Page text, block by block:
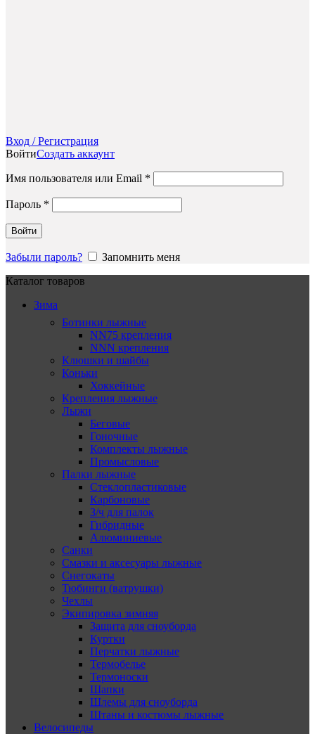
Вход / Регистрация
ВойтиСоздать аккаунт
Имя пользователя или Email *
Пароль *
Войти
Забыли пароль?
Запомнить меня
Каталог товаров
Зима
Ботинки лыжные
NN75 крепления
NNN крепления
Клюшки и шайбы
Коньки
Хоккейные
Крепления лыжные
Лыжи
Беговые
Гоночные
Комплекты лыжные
Промысловые
Палки лыжные
Стеклопластиковые
Карбоновые
З/ч для палок
Гибридные
Алюминиевые
Санки
Смазки и аксесуары лыжные
Снегокаты
Тюбинги (ватрушки)
Чехлы
Экипировка зимняя
Защита для сноуборда
Куртки
Перчатки лыжные
Термобелье
Термоноски
Шапки
Шлемы для сноуборда
Штаны и костюмы лыжные
Велосипеды